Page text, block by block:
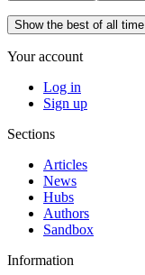
Show the best of all time
Your account
Log in
Sign up
Sections
Articles
News
Hubs
Authors
Sandbox
Information